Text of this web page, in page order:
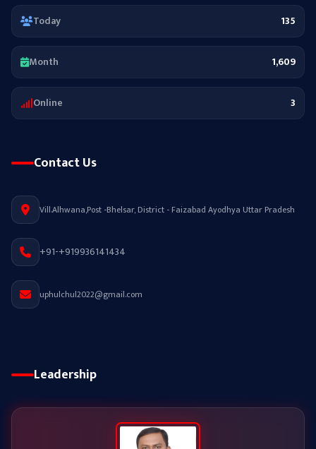
Today 135
Month 1,609
Online 3
Contact Us
Vill.Alhwana,Post -Bhelsar, District - Faizabad Ayodhya Uttar Pradesh
+91-+919936141434
uphulchul2022@gmail.com
Leadership